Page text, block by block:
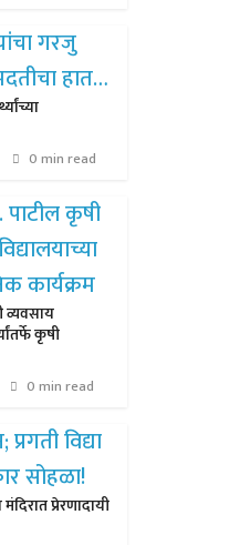
0 min read
व्यवसाय
कृषी
0 min read
प्रेरणादायी